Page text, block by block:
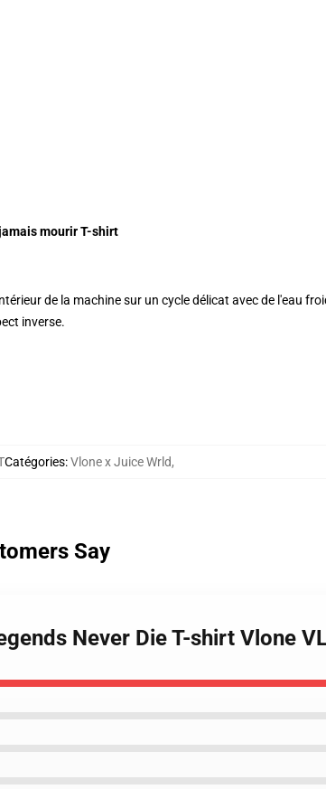
mourir T-shirt
de la machine sur un cycle délicat avec de l'eau
inverse.
Catégories:Vlone x Juice Wrld,
Say
Never Die T-shirt Vlone